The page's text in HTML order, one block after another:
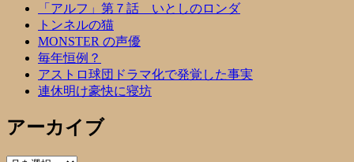
「アルフ」第７話 いとしのロンダ
トンネルの猫
MONSTER の声優
毎年恒例？
アストロ球団ドラマ化で発覚した事実
連休明け豪快に寝坊
アーカイブ